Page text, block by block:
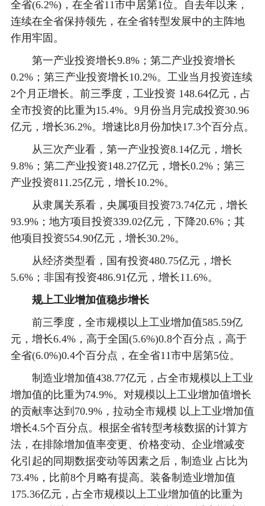
全省(6.2%)，在全省11市中居第1位。自去年以来，
连续在全省保持领先，在全省转型发展中的主阵地
作用牢固。
第一产业投资增长9.8%；第二产业投资增长
0.2%；第三产业投资增长10.2%。工业当月投资连续
2个月正增长。前三季度，工业投资 148.64亿元，占
全市投资的比重为15.4%。9月份当月完成投资30.96
亿元，增长36.2%。增速比8月份加快17.3个百分点。
从三次产业看，第一产业投资8.14亿元，增长
9.8%；第二产业投资148.27亿元，增长0.2%；第三
产业投资811.25亿元，增长10.2%。
从隶属关系看，央属项目投资73.74亿元，增长
93.9%；地方项目投资339.02亿元，下降20.6%；其
他项目投资554.90亿元，增长30.2%。
从经济类型看，国有投资480.75亿元，增长
5.6%；非国有投资486.91亿元，增长11.6%。
规上工业增加值稳步增长
前三季度，全市规模以上工业增加值585.59亿
元，增长6.4%，高于全国(5.6%)0.8个百分点，高于
全省(6.0%)0.4个百分点，在全省11市中居第5位。
制造业增加值438.77亿元，占全市规模以上工业
增加值的比重为74.9%。对规模以上工业增加值增长
的贡献率达到70.9%，拉动全市规模 以上工业增加值
增长4.5个百分点。根据全省转型考核数据的计算方
法，在排除增加值率变更、价格变动、企业增减变
化引起的同期数据变动等因素之后，制造业 占比为
73.4%，比前8个月略有提高。装备制造业增加值
175.36亿元，占全市规模以上工业增加值的比重为